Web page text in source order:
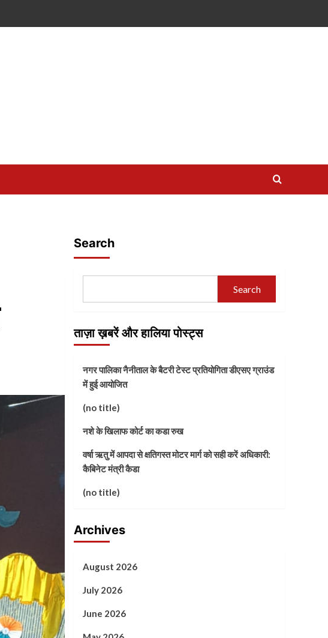
Search
Search
ताज़ा ख़बरें और हालिया पोस्ट्स
नगर पालिका नैनीताल के बैटरी टेस्ट प्रतियोगिता डीएसए ग्राउंड
में हुई आयोजित
(no title)
नशे के खिलाफ कोर्ट का कडा रुख
वर्षा ऋतु में आपदा से क्षतिगस्त मोटर मार्ग को सही करें अधिकारी:
कैबिनेट मंत्री कैडा
(no title)
Archives
August 2026
July 2026
June 2026